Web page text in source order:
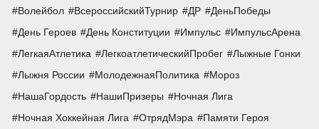
Волейбол
ВсероссийскийТурнир ДР
ДеньПобеды
День Героев
День Конституции Импульс
ИмпульсАрена
ЛегкаяАтлетика
ЛегкоатлетическийПробег
Лыжные Гонки
Лыжня России
МолодежнаяПолитика
Мороз
НашаГордость
НашиПризеры
Ночная Лига
Ночная Хоккейная Лига
ОтрядМэра
Памяти Героя